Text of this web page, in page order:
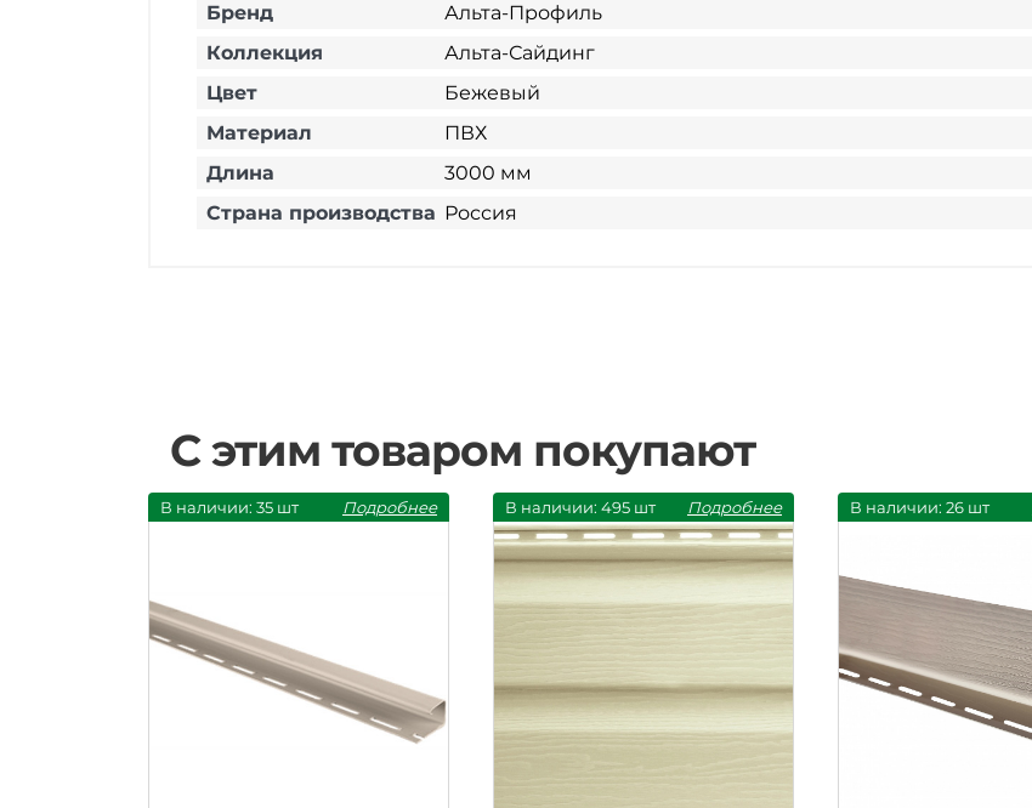
Бренд
Альта-Профиль
Коллекция
Альта-Сайдинг
Цвет
Бежевый
Материал
ПВХ
Длина
3000 мм
Страна производства Россия
С этим товаром покупают
В наличии: 35 шт Подробнее В наличии: 495 шт Подробнее В наличии: 26 шт